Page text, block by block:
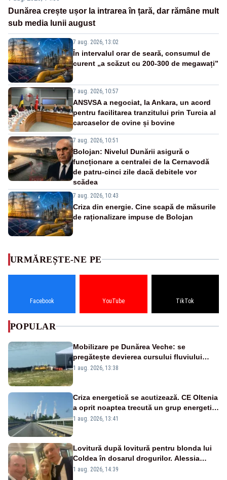
Dunărea crește ușor la intrarea în țară, dar rămâne mult
sub media lunii august
7 aug. 2026, 13:02
În intervalul orar de seară, consumul de
curent „a scăzut cu 200-300 de megawați”
7 aug. 2026, 10:57
ANSVSA a negociat, la Ankara, un acord
pentru facilitarea tranzitului prin Turcia al
carcaselor de ovine și bovine
7 aug. 2026, 10:51
Bolojan: Nivelul Dunării asigură o
funcționare a centralei de la Cernavodă
de patru-cinci zile dacă debitele vor
scădea
7 aug. 2026, 10:43
Criza din energie. Cine scapă de măsurile
de raționalizare impuse de Bolojan
URMĂREȘTE-NE PE
Facebook YouTube TikTok
POPULAR
Mobilizare pe Dunărea Veche: se
pregătește devierea cursului fluviului
către Cernavodă – VIDEO
1 aug. 2026, 13:38
Criza energetică se acutizează. CE Oltenia
a oprit noaptea trecută un grup energetic
de la Rovinari
1 aug. 2026, 13:41
Lovitură după lovitură pentru blonda lui
Coldea în dosarul drogurilor. Alessia
Păcuraru explică decizia magistraților
1 aug. 2026, 14:39